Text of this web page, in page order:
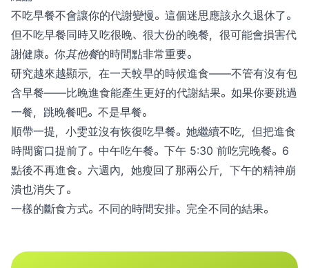
不吃早餐不會讓你的代謝變慢。這個迷思應該永久退休了。
但不吃早餐同時又吃很晚、很大份的晚餐，很可能會損害代
謝健康。你其他餐的時間點非常重要。
研究越來越顯示，在一天較早的時候進食——不管有沒有包
含早餐——比晚進食能產生更好的代謝結果。如果你要跳過
一餐，跳晚餐吧。不是早餐。
順帶一提，小雯並沒有恢復吃早餐。她繼續不吃，但把進食
時間窗口提前了。中午吃午餐。下午 5:30 前吃完晚餐。6
點後不再進食。六週內，她瘦回了那兩公斤，下午的精神崩
潰也消失了。
一樣的斷食方式。不同的時間安排。完全不同的結果。